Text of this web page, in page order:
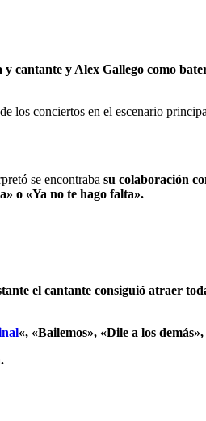
cantante y Alex Gallego como
los conciertos en el escenario
se encontraba su colaboración
o «Ya no te hago falta».
el cantante consiguió atraer
«, «Bailemos», «Dile a los